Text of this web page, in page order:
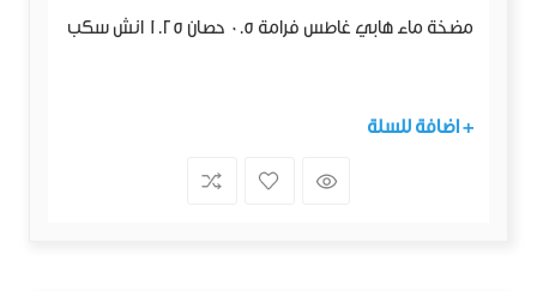
مضخة ماء هابي غاطس فرامة 0.5 حصان 1.25 انش سكب
+ اضافة للسلة